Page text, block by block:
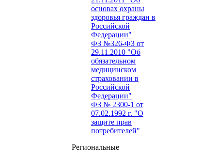
основах охраны
здоровья граждан в
Российской
Федерации"
ФЗ №326-ФЗ от
29.11.2010 "Об
обязательном
медицинском
страховании в
Российской
Федерации"
ФЗ № 2300-1 от
07.02.1992 г. "О
защите прав
потребителей"
Региональные